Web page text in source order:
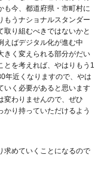
も今、都道府県・市町村に
もうナショナルスタンダー
取り組むべきではないかと
えばデジタル化が進む中
きく変えられる部分がだい
を考えれば、やはりもう1
年近くなりますので、やは
いく必要があると思います
変わりませんので、ぜひ
かり持っていただけるよう
めていくことになるので